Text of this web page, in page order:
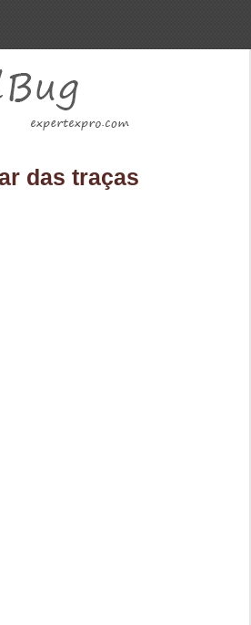
das traças